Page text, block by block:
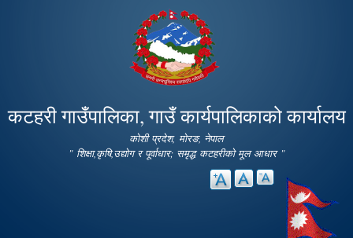
main
content
कटहरी गाउँपालिका, गाउँ कार्यपालिकाको कार्यालय
कोशी प्रदेश, मोरङ, नेपाल
" शिक्षा,कृषि,उद्योग र पूर्वाधार; समृद्ध कटहरीको मूल आधार "